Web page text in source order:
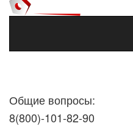
Общие вопросы:
8(800)-101-82-90